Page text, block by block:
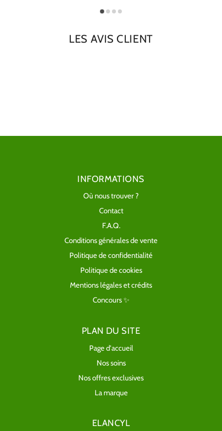
LES AVIS CLIENT
INFORMATIONS
Où nous trouver ?
Contact
F.A.Q.
Conditions générales de vente
Politique de confidentialité
Politique de cookies
Mentions légales et crédits
Concours ✨
PLAN DU SITE
Page d'accueil
Nos soins
Nos offres exclusives
La marque
ELANCYL